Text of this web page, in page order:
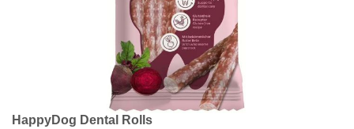
Skip
HappyDog Dental Rolls